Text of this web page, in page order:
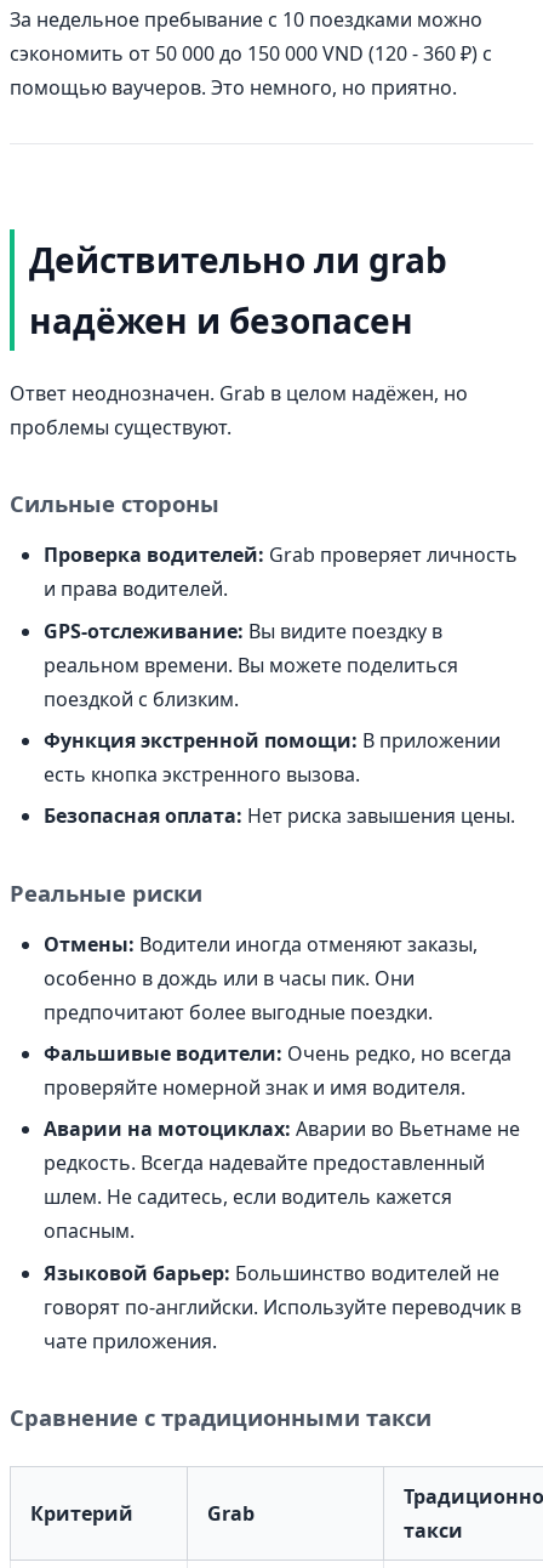
За недельное пребывание с 10 поездками можно
сэкономить от 50 000 до 150 000 VND (120 - 360 ₽) с
помощью ваучеров. Это немного, но приятно.
Действительно ли grab
надёжен и безопасен
Ответ неоднозначен. Grab в целом надёжен, но
проблемы существуют.
Сильные стороны
Проверка водителей: Grab проверяет личность
и права водителей.
GPS-отслеживание: Вы видите поездку в
реальном времени. Вы можете поделиться
поездкой с близким.
Функция экстренной помощи: В приложении
есть кнопка экстренного вызова.
Безопасная оплата: Нет риска завышения цены.
Реальные риски
Отмены: Водители иногда отменяют заказы,
особенно в дождь или в часы пик. Они
предпочитают более выгодные поездки.
Фальшивые водители: Очень редко, но всегда
проверяйте номерной знак и имя водителя.
Аварии на мотоциклах: Аварии во Вьетнаме не
редкость. Всегда надевайте предоставленный
шлем. Не садитесь, если водитель кажется
опасным.
Языковой барьер: Большинство водителей не
говорят по-английски. Используйте переводчик в
чате приложения.
Сравнение с традиционными такси
Критерий Grab
такси